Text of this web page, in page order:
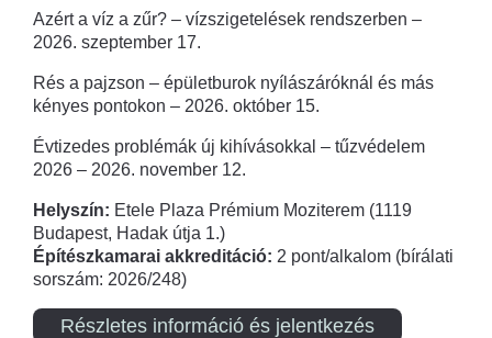
Azért a víz a zűr? – vízszigetelések rendszerben –
2026. szeptember 17.
Rés a pajzson – épületburok nyílászáróknál és más
kényes pontokon – 2026. október 15.
Évtizedes problémák új kihívásokkal – tűzvédelem
2026 – 2026. november 12.
Helyszín: Etele Plaza Prémium Moziterem (1119
Budapest, Hadak útja 1.)
Építészkamarai akkreditáció: 2 pont/alkalom (bírálati
sorszám: 2026/248)
Részletes információ és jelentkezés